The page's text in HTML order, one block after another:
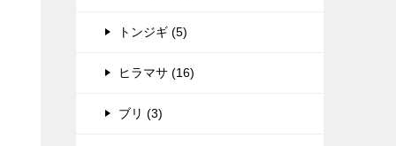
トンジギ (5)
ヒラマサ (16)
ブリ (3)